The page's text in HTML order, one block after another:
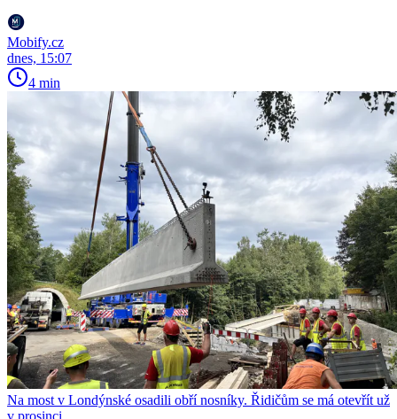
Mobify.cz
dnes, 15:07
4 min
Na most v Londýnské osadili obří nosníky. Řidičům se má otevřít už